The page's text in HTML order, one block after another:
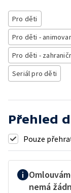
Pro děti
Pro děti -
Pro děti -
Seriál pro děti
Přehled
Pouze
nemá